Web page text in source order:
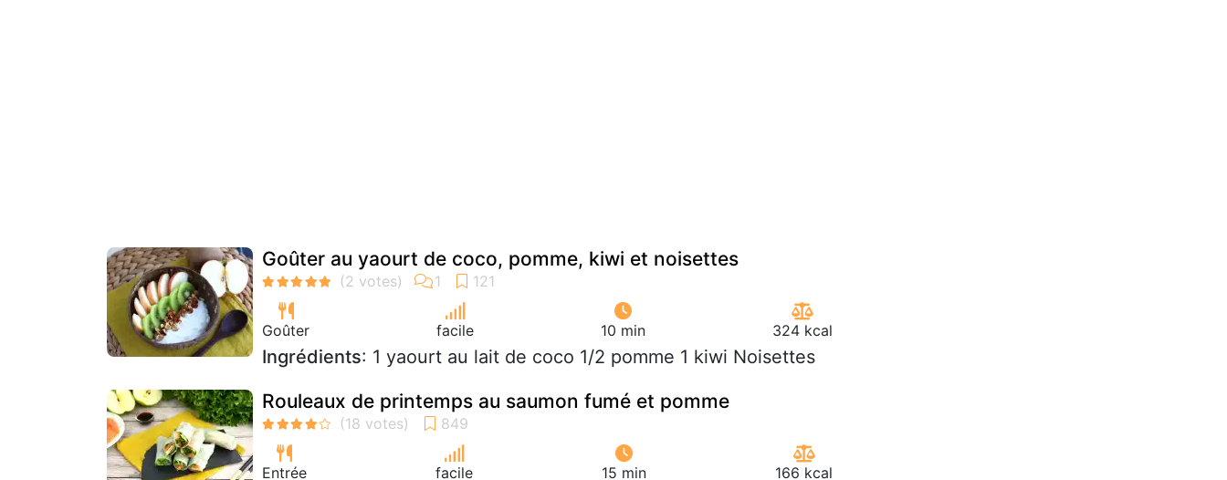
Goûter au yaourt de coco, pomme, kiwi et noisettes
Goûter facile 10 min 324 kcal
Ingrédients: 1 yaourt au lait de coco 1/2 pomme 1 kiwi Noisettes
Rouleaux de printemps au saumon fumé et pomme
Entrée facile 15 min 166 kcal